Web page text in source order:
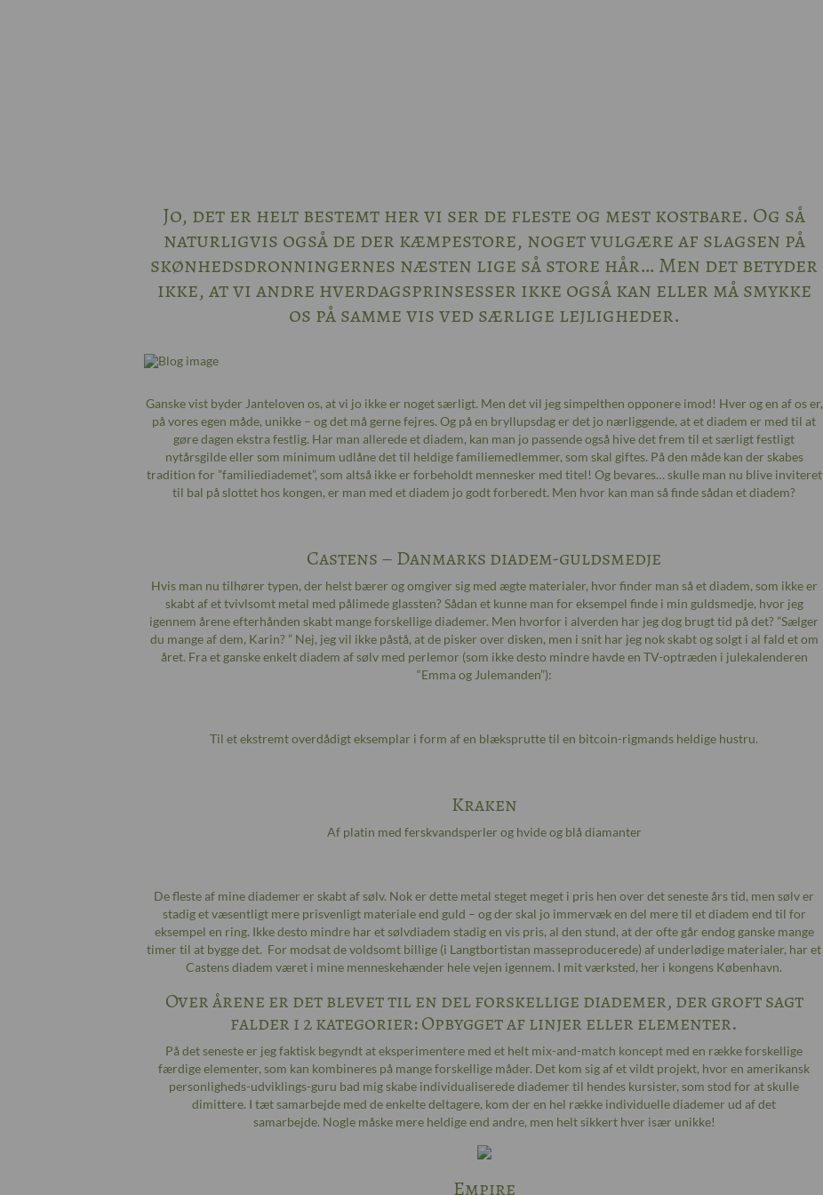
Jo, det er helt bestemt her vi ser de fleste og mest kostbare. Og så
naturligvis også de der kæmpestore, noget vulgære af slagsen på
skønhedsdronningernes næsten lige så store hår… Men det betyder
ikke, at vi andre hverdagsprinsesser ikke også kan eller må smykke
os på samme vis ved særlige lejligheder.
Ganske vist byder Janteloven os, at vi jo ikke er noget særligt. Men det vil jeg simpelthen opponere imod! Hver og en af os er,
på vores egen måde, unikke – og det må gerne fejres. Og på en bryllupsdag er det jo nærliggende, at et diadem er med til at
gøre dagen ekstra festlig. Har man allerede et diadem, kan man jo passende også hive det frem til et særligt festligt
nytårsgilde eller som minimum udlåne det til heldige familiemedlemmer, som skal giftes. På den måde kan der skabes
tradition for ”familiediademet”, som altså ikke er forbeholdt mennesker med titel! Og bevares… skulle man nu blive inviteret
til bal på slottet hos kongen, er man med et diadem jo godt forberedt. Men hvor kan man så finde sådan et diadem?
Castens – Danmarks diadem-guldsmedje
Hvis man nu tilhører typen, der helst bærer og omgiver sig med ægte materialer, hvor finder man så et diadem, som ikke er
skabt af et tvivlsomt metal med pålimede glassten? Sådan et kunne man for eksempel finde i min guldsmedje, hvor jeg
igennem årene efterhånden skabt mange forskellige diademer. Men hvorfor i alverden har jeg dog brugt tid på det? ”Sælger
du mange af dem, Karin? ” Nej, jeg vil ikke påstå, at de pisker over disken, men i snit har jeg nok skabt og solgt i al fald et om
året. Fra et ganske enkelt diadem af sølv med perlemor (som ikke desto mindre havde en TV-optræden i julekalenderen
“Emma og Julemanden”):
Til et ekstremt overdådigt eksemplar i form af en blæksprutte til en bitcoin-rigmands heldige hustru.
Kraken
Af platin med ferskvandsperler og hvide og blå diamanter
De fleste af mine diademer er skabt af sølv. Nok er dette metal steget meget i pris hen over det seneste års tid, men sølv er
stadig et væsentligt mere prisvenligt materiale end guld – og der skal jo immervæk en del mere til et diadem end til for
eksempel en ring. Ikke desto mindre har et sølvdiadem stadig en vis pris, al den stund, at der ofte går endog ganske mange
timer til at bygge det. For modsat de voldsomt billige (i Langtbortistan masseproducerede) af underlødige materialer, har et
Castens diadem været i mine menneskehænder hele vejen igennem. I mit værksted, her i kongens København.
Over årene er det blevet til en del forskellige diademer, der groft sagt
falder i 2 kategorier: Opbygget af linjer eller elementer.
På det seneste er jeg faktisk begyndt at eksperimentere med et helt mix-and-match koncept med en række forskellige
færdige elementer, som kan kombineres på mange forskellige måder. Det kom sig af et vildt projekt, hvor en amerikansk
personligheds-udviklings-guru bad mig skabe individualiserede diademer til hendes kursister, som stod for at skulle
dimittere. I tæt samarbejde med de enkelte deltagere, kom der en hel række individuelle diademer ud af det
samarbejde. Nogle måske mere heldige end andre, men helt sikkert hver især unikke!
Empire